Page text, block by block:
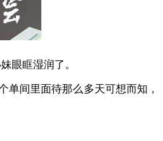
眼眶湿润了。
单间里面待那么多天可想而知，